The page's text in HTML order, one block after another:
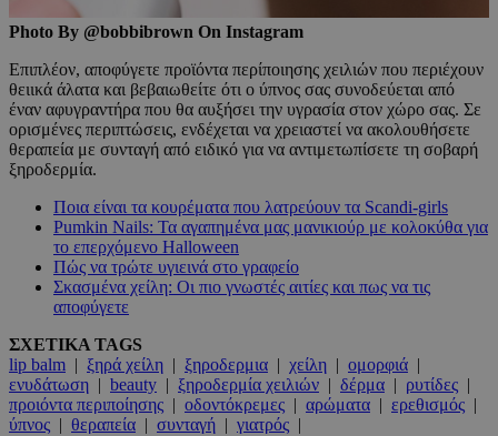
Photo By @bobbibrown On Instagram
Επιπλέον, αποφύγετε προϊόντα περίποιησης χειλιών που περιέχουν
θειικά άλατα και βεβαιωθείτε ότι ο ύπνος σας συνοδεύεται από
έναν αφυγραντήρα που θα αυξήσει την υγρασία στον χώρο σας. Σε
ορισμένες περιπτώσεις, ενδέχεται να χρειαστεί να ακολουθήσετε
θεραπεία με συνταγή από ειδικό για να αντιμετωπίσετε τη σοβαρή
ξηροδερμία.
Ποια είναι τα κουρέματα που λατρεύουν τα Scandi-girls
Pumkin Nails: Τα αγαπημένα μας μανικιούρ με κολοκύθα για
το επερχόμενο Halloween
Πώς να τρώτε υγιεινά στο γραφείο
Σκασμένα χείλη: Οι πιο γνωστές αιτίες και πως να τις
αποφύγετε
ΣΧΕΤΙΚΑ TAGS
lip balm | ξηρά χείλη | ξηροδερμια | χείλη | ομορφιά |
ενυδάτωση | beauty | ξηροδερμία χειλιών | δέρμα | ρυτίδες |
προιόντα περιποίησης | οδοντόκρεμες | αρώματα | ερεθισμός |
ύπνος | θεραπεία | συνταγή | γιατρός |